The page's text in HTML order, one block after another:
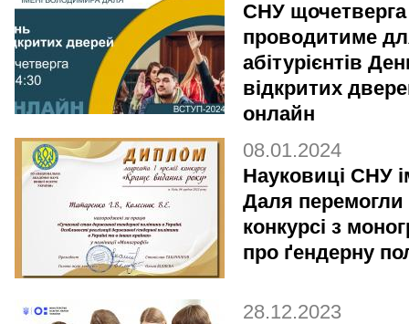
СНУ щочетверга
проводитиме
абітурієнтів
відкритих
онлайн
08.01.2024
Науковиці СНУ
Даля перемогли
конкурсі з
про ґендерну
28.12.2023